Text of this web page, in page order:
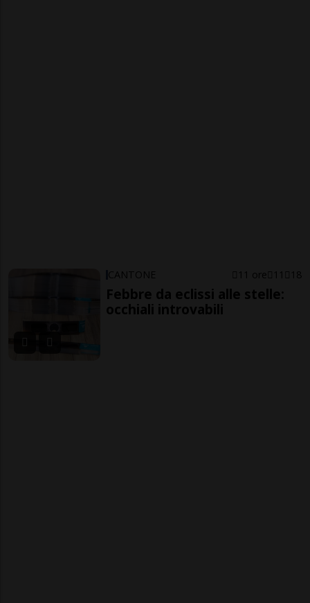
CANTONE 11 ore 11 18
Febbre da eclissi alle stelle:
occhiali introvabili